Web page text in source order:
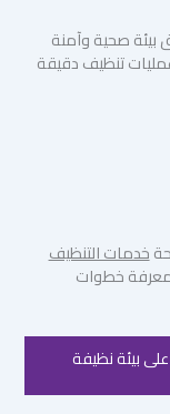
صحية وآمنة
تنظيف دقيقة
خدمات التنظيف
خطوات
بيئة نظيفة